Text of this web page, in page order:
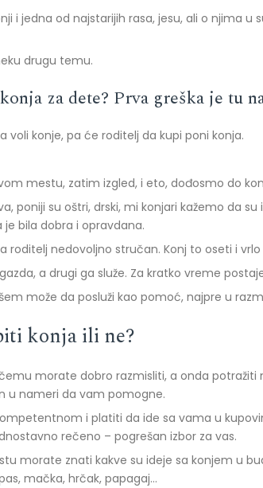
i jedna od najstarijih rasa, jesu, ali o njima
drugu temu.
za dete? Prva greška je tu
voli konje, pa će roditelj da kupi poni konja.
mestu, zatim izgled, i eto, dođosmo do
poniji su oštri, drski, mi konjari kažemo da
je bila dobra i opravdana.
roditelj nedovoljno stručan. Konj to oseti i
a drugi ga služe. Za kratko vreme
može da posluži kao pomoć, najpre u
konja ili ne?
morate dobro razmisliti, a onda potražiti
u nameri da vam pomogne.
i platiti da ide sa vama u
rečeno – pogrešan izbor za vas.
morate znati kakve su ideje sa konjem u
mačka, hrčak, papagaj…